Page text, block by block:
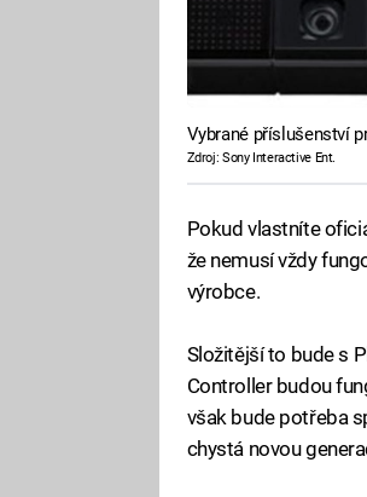
Vybrané příslušenství
Zdroj: Sony Interactive Ent.
Pokud vlastníte
že nemusí vždy
výrobce.
Složitější to bude s
Controller budou
však bude potřeba
chystá novou